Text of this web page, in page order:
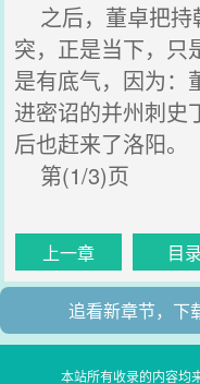
之后，董卓把持
突，正是当下，只
是有底气，因为：
进密诏的并州刺史
后也赶来了洛阳。
第(1/3)页
上一章 目录
追看新章节，下
本站所有收录的内容均